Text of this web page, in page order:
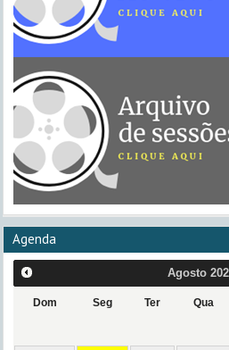
Agenda
Agosto
Dom Seg Ter Qua